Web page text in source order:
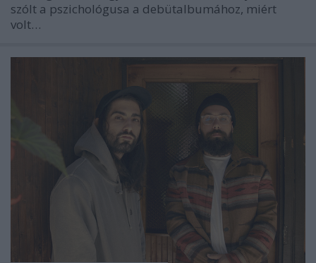
szólt a pszichológusa a debütalbumához, miért
volt…